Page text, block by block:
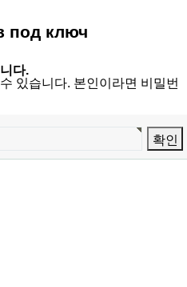
под ключ
다.
있습니다. 본인이라면 비밀번